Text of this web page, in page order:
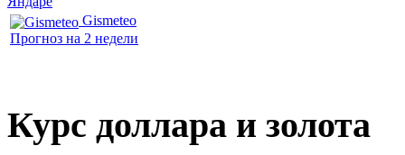
Gismeteo
Прогноз на 2 недели
Курс доллара и золота